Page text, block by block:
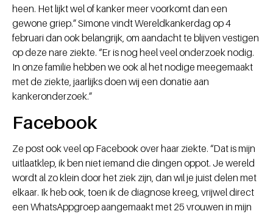
heen. Het lijkt wel of kanker meer voorkomt dan een
gewone griep.” Simone vindt Wereldkankerdag op 4
februari dan ook belangrijk, om aandacht te blijven vestigen
op deze nare ziekte. “Er is nog heel veel onderzoek nodig.
In onze familie hebben we ook al het nodige meegemaakt
met de ziekte, jaarlijks doen wij een donatie aan
kankeronderzoek.”
Facebook
Ze post ook veel op Facebook over haar ziekte. “Dat is mijn
uitlaatklep, ik ben niet iemand die dingen oppot. Je wereld
wordt al zo klein door het ziek zijn, dan wil je juist delen met
elkaar. Ik heb ook, toen ik de diagnose kreeg, vrijwel direct
een WhatsAppgroep aangemaakt met 25 vrouwen in mijn